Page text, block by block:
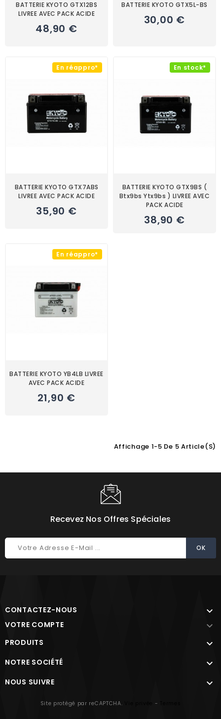
BATTERIE KYOTO GTX12BS
LIVREE AVEC PACK ACIDE
48,90 €
BATTERIE KYOTO GTX5L-BS
30,00 €
En réappro*
BATTERIE KYOTO GTX7ABS
LIVREE AVEC PACK ACIDE
35,90 €
En stock*
BATTERIE KYOTO GTX9BS (
Btx9bs Ytx9bs ) LIVREE AVEC
PACK ACIDE
38,90 €
En réappro*
BATTERIE KYOTO YB4LB LIVREE
AVEC PACK ACIDE
21,90 €
Affichage 1-5 De 5 Article(s)
Recevez Nos Offres Spéciales
CONTACTEZ-NOUS 
VOTRE COMPTE 
PRODUITS 
NOTRE SOCIÉTÉ 
NOUS SUIVRE 
Site protégé par reCAPTCHA. -